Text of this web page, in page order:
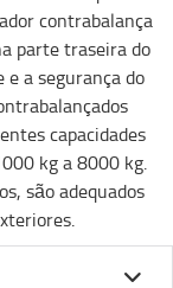
contrabalança
parte traseira do
a segurança do
capacidades
kg a 8000 kg.
são adequados